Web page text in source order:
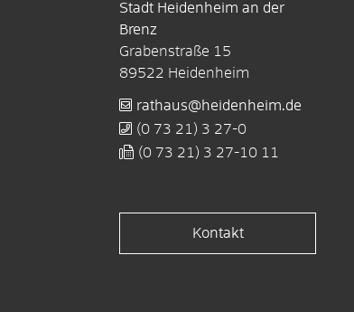
Stadt Heidenheim an der
Brenz
Grabenstraße 15
89522 Heidenheim
rathaus@heidenheim.de
(0 73 21) 3 27-0
(0 73 21) 3 27-10 11
Kontakt